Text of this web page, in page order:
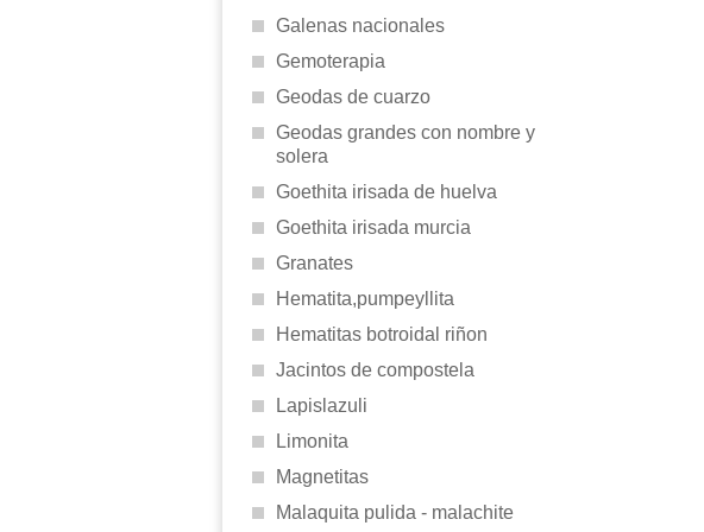
Galenas nacionales
Gemoterapia
Geodas de cuarzo
Geodas grandes con nombre y
solera
Goethita irisada de huelva
Goethita irisada murcia
Granates
Hematita,pumpeyllita
Hematitas botroidal riñon
Jacintos de compostela
Lapislazuli
Limonita
Magnetitas
Malaquita pulida - malachite